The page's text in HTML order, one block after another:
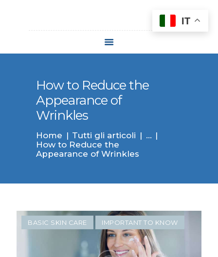
How to Reduce the
Appearance of
Wrinkles
Home Tutti gli articoli
...
How to Reduce the
Appearance of Wrinkles
HOME
TRATTAMENTI
LASERTERAPIA
DERMATOLOGICA
APPUNTAMENTO
CONTATTI
BASIC SKIN CARE IMPORTANT TO KNOW
IT